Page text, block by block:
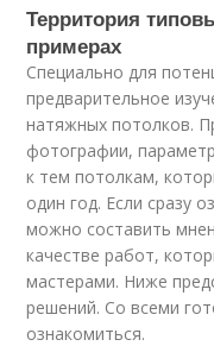
Территория
примерах
Специально для
предварительное
натяжных потолков.
фотографии,
к тем потолкам,
один год. Если сразу
можно составить
качестве работ,
мастерами. Ниже
решений. Со всеми
ознакомиться.